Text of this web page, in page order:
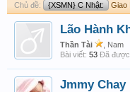
Chủ đề: {XSMN} C Nhật: Giao
Lão Hành
Thần Tài
, Nam
Bài viết: 53 Đã
Jmmy Chay